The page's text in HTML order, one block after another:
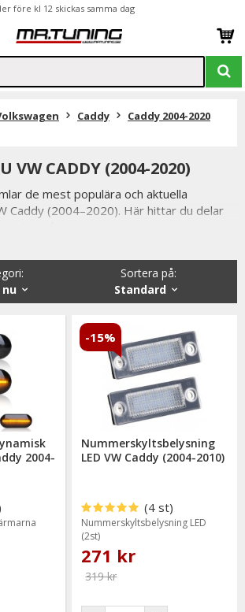
före kl 12 skickas samma dag
Caddy
Caddy 2004-2020
VW CADDY (2004-2020)
de mest populära och aktuella
Caddy (2004–2020). Här hittar du delar
utseende eller praktiska egenskaper.
modell som används både som
Kombinationen av slitstyrka och
för både arbetsfordon och mer
du allt från belysning och stylingdetaljer till
tekniska uppgraderingar – noggrant
passar VW Caddy årsmodell 2004–
för VW Caddy
och personbilsversion
personlig support
Sortera på:
Standard
2004-
Nummerskyltsbelysning
LED VW Caddy (2004-2010)
(4 st)
Nummerskyltsbelysning LED
(2st)
271 kr
319 kr
-15%